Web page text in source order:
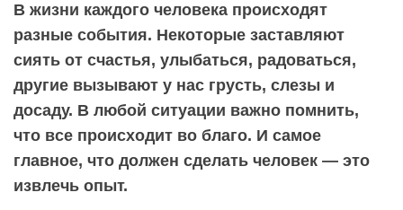
В жизни каждого человека происходят
разные события. Некоторые заставляют
сиять от счастья, улыбаться, радоваться,
другие вызывают у нас грусть, слезы и
досаду. В любой ситуации важно помнить,
что все происходит во благо. И самое
главное, что должен сделать человек — это
извлечь опыт.